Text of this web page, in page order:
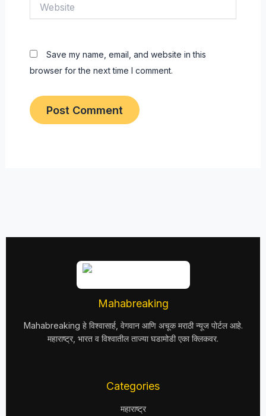
Save my name, email, and website in this
browser for the next time I comment.
Mahabreaking
Mahabreaking हे विश्वासार्ह, वेगवान आणि अचूक मराठी न्यूज पोर्टल आहे.
महाराष्ट्र, भारत व विश्वातील ताज्या घडामोडी एका क्लिकवर.
Categories
महाराष्ट्र